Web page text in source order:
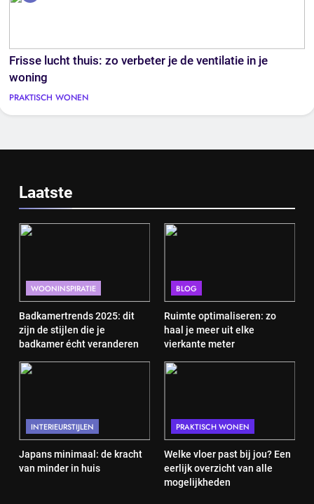
Frisse lucht thuis: zo verbeter je de ventilatie in je
woning
PRAKTISCH WONEN
Laatste
WOONINSPIRATIE
Badkamertrends 2025: dit
zijn de stijlen die je
badkamer écht veranderen
BLOG
Ruimte optimaliseren: zo
haal je meer uit elke
vierkante meter
INTERIEURSTIJLEN
Japans minimaal: de kracht
van minder in huis
PRAKTISCH WONEN
Welke vloer past bij jou? Een
eerlijk overzicht van alle
mogelijkheden